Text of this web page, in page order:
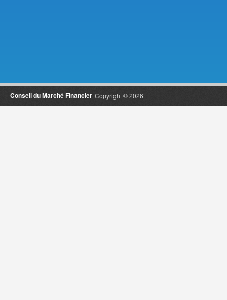
Copyright © 2026
Conseil du Marché Financier